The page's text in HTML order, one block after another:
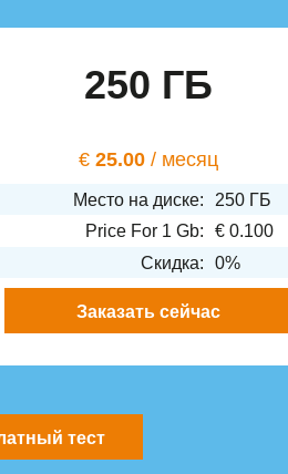
250 ГБ
€ 25.00 / месяц
Место на диске:
250 ГБ
Price For 1 Gb:
€ 0.100
Скидка:
0%
Заказать сейчас
тест